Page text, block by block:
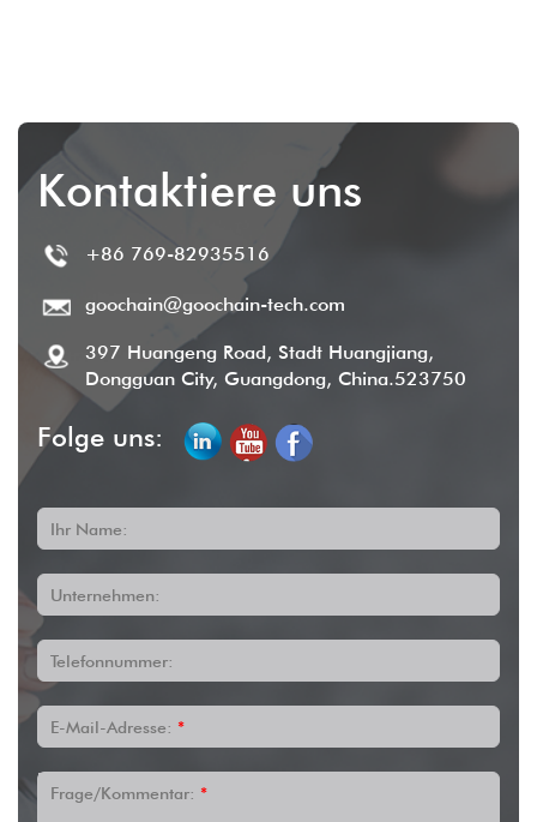
Kontaktiere uns
+86 769-82935516
goochain@goochain-tech.com
397 Huangeng Road, Stadt Huangjiang,
Dongguan City, Guangdong, China.523750
Folge uns:
Ihr Name:
Unternehmen:
Telefonnummer:
E-Mail-Adresse: *
Frage/Kommentar: *